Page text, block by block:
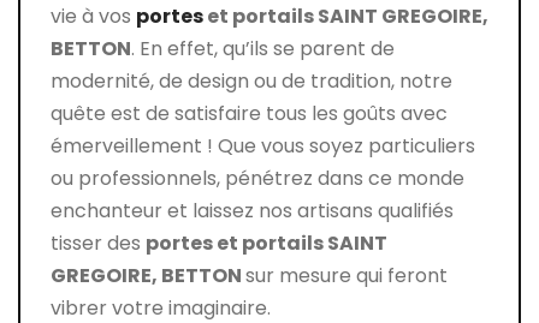
vie à vos porteset portailsSAINT GREGOIRE,
BETTON. En effet, qu’ils se parent de
modernité, de design ou de tradition, notre
quête est de satisfaire tous les goûts avec
émerveillement ! Que vous soyez particuliers
ou professionnels, pénétrez dans ce monde
enchanteur et laissez nos artisans qualifiés
tisser des portes et portailsSAINT
GREGOIRE, BETTONsur mesure qui feront
vibrer votre imaginaire.